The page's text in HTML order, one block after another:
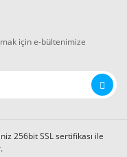
için e-bültenimize
256bit SSL sertifikası ile